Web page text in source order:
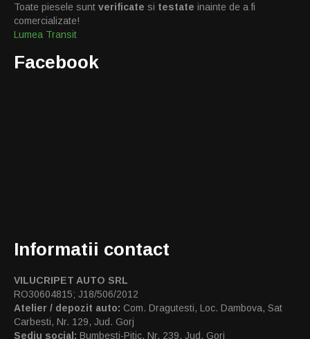
Toate piesele sunt verificate si testate inainte de a fi
comercializate!
Lumea Transit
Facebook
Informatii contact
VILUCRIPET AUTO SRL
RO30604815; J18/506/2012
Atelier / depozit auto: Com. Dragutesti, Loc. Dambova, Sat
Carbesti, Nr. 129, Jud. Gorj
Sediu social: Bumbesti-Pitic, Nr. 239, Jud. Gorj